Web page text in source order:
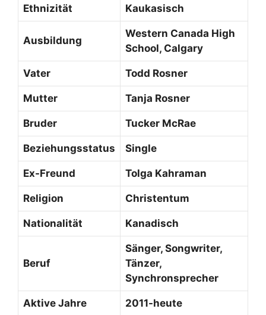
Ethnizität Kaukasisch
Ausbildung
Western Canada High
School, Calgary
Vater Todd Rosner
Mutter Tanja Rosner
Bruder Tucker McRae
Beziehungsstatus Single
Ex-Freund Tolga Kahraman
Religion Christentum
Nationalität Kanadisch
Beruf
Sänger, Songwriter,
Tänzer,
Synchronsprecher
Aktive Jahre 2011-heute